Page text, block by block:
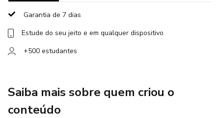
Garantia de 7 dias
Estude do seu jeito e em qualquer dispositivo
+500 estudantes
Saiba mais sobre quem criou o
conteúdo